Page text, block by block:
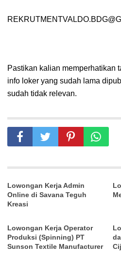
Pastikan kalian memperhatikan
info loker yang sudah lama
sudah tidak relevan.
Lowongan Kerja Admin
Online di Savana Teguh
Kreasi
Lowongan Kerja Operator
Produksi (Spinning) PT
Sunson Textile Manufacturer